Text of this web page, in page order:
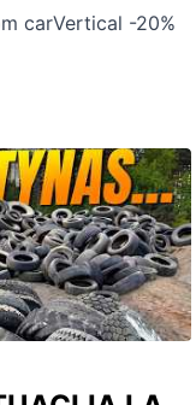
carVertical -20%